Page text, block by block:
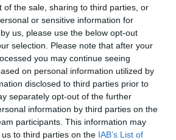
of the sale, sharing to third parties, or
or sensitive information for
us, please use the below opt-out
selection. Please note that after your
you may continue seeing
on personal information utilized by
disclosed to third parties prior to
separately opt-out of the further
information by third parties on the
participants. This information may
to third parties on the IAB’s List of